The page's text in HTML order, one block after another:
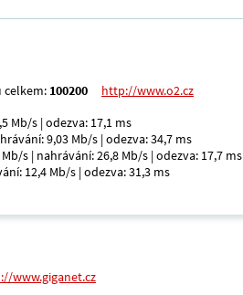
celkem: 100200
http://www.o2.cz
Mb/s | odezva: 17,1 ms
9,03 Mb/s | odezva: 34,7 ms
s | nahrávání: 26,8 Mb/s | odezva: 17,7 ms
12,4 Mb/s | odezva: 31,3 ms
www.giganet.cz